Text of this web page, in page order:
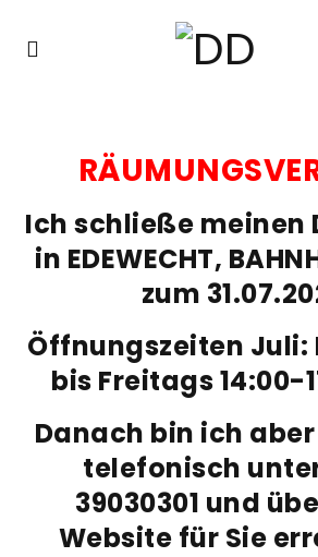
Ich schließe meinen
in EDEWECHT,
zum
Öffnungszeiten
bis Freitags 14:00-
Danach bin ich
telefonisch
39030301 und
Website für Sie